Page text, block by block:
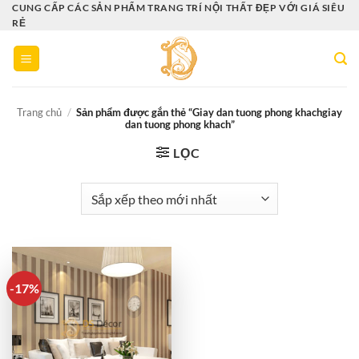
Bỏ
qua
nội
dung
CUNG CẤP CÁC SẢN PHẨM TRANG TRÍ NỘI THẤT ĐẸP VỚI GIÁ SIÊU
RẺ
Trang chủ / Sản phẩm được gắn thẻ “Giay dan tuong phong khachgiay
dan tuong phong khach”
LỌC
-17%